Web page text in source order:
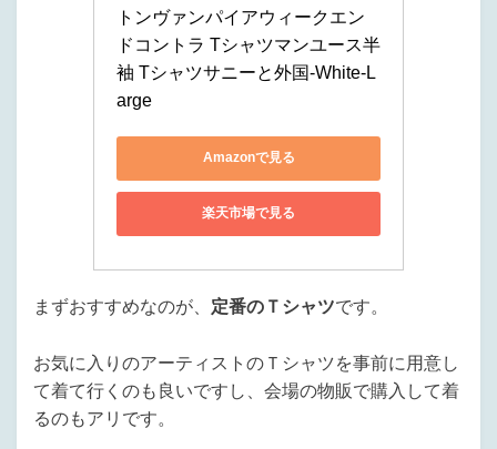
トンヴァンパイアウィークエン
ドコントラ Tシャツマンユース半
袖 Tシャツサニーと外国-White-L
arge
Amazonで見る
楽天市場で見る
まずおすすめなのが、 定番のＴシャツです。
お気に入りのアーティストのＴシャツを事前に用意し
て着て行くのも良いですし、会場の物販で購入して着
るのもアリです。